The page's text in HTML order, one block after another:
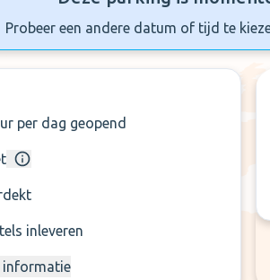
Probeer een andere datum of tijd te
per dag geopend
inleveren
informatie